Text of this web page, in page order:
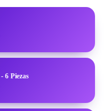
6 Piezas